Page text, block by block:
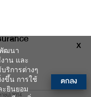
X
พัฒนา
าน และ
ริการต่างๆ
ขึ้น การใช้
ะยินยอม
ตกลง
ชน) 2014